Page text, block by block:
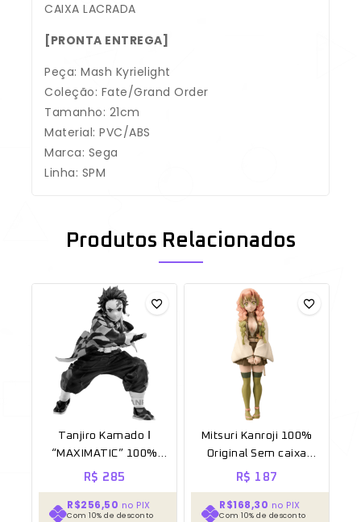
CAIXA LACRADA
[PRONTA ENTREGA]
Peça: Mash Kyrielight
Coleção: Fate/Grand Order
Tamanho: 21cm
Material: PVC/ABS
Marca: Sega
Linha: SPM
Produtos Relacionados
Tanjiro Kamado Ⅰ
“MAXIMATIC” 100%
Original Lacrado
R$ 285
R$256,50 no PIX
Com 10% de desconto
Mitsuri Kanroji 100%
Original Sem caixa
[BANPRESTO]
R$ 187
R$168,30 no PIX
Com 10% de desconto